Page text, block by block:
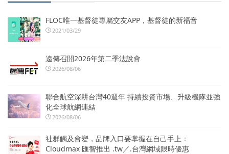
FLOC唯一基督徒專屬交友APP，基督徒的新福音
2021/03/29
遠傳召開2026年第二季法說會
2026/08/06
聯合航空深耕台灣40週年 持續投資市場、升級機隊並強
化全球航網連結
2026/08/06
社群觸及會變，品牌入口要掌握在自己手上：
Cloudmax 匯智推出 .tw／.台灣網域限時優惠